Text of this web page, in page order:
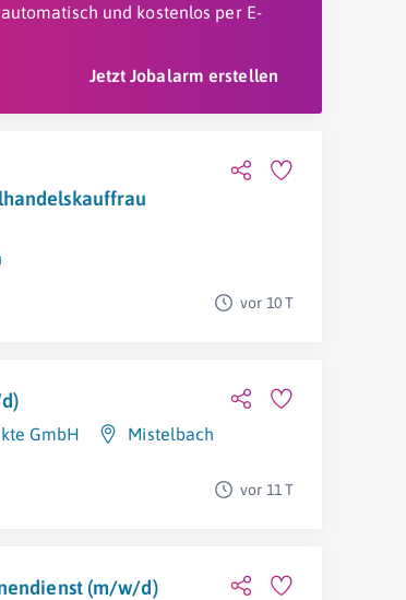
und kostenlos per E-
Jetzt Jobalarm erstellen
vor 10 T
GmbH Mistelbach
vor 11 T
(m/w/d)